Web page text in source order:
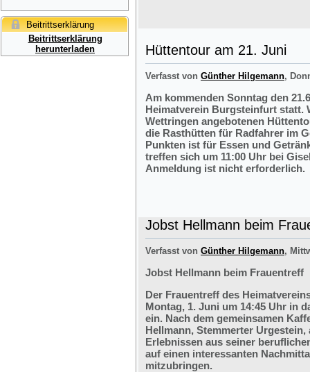
Beitrittserklärung
Beitrittserklärung
herunterladen
Hüttentour am 21. Juni
Verfasst von Günther Hilgemann,
Am kommenden Sonntag den
Heimatverein Burgsteinfurt statt.
Wettringen angebotenen
die Rasthütten für Radfahrer im
Punkten ist für Essen und
treffen sich um 11:00 Uhr bei
Anmeldung ist nicht erforderlich.
Jobst Hellmann beim
Verfasst von Günther Hilgemann,
Jobst Hellmann beim Frauentreff
Der Frauentreff des
Montag, 1. Juni um 14:45 Uhr in
ein. Nach dem gemeinsamen
Hellmann, Stemmerter
Erlebnissen aus seiner
auf einen interessanten
mitzubringen.